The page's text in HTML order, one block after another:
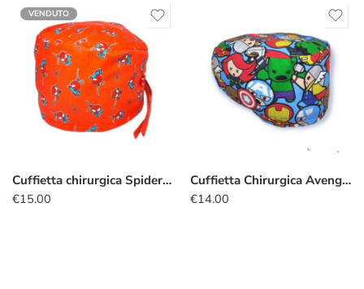
VENDUTO
Cuffietta chirurgica Spiderman kawaii
€15.00
Cuffietta Chirurgica Avengers kawaii azzurro
€14.00